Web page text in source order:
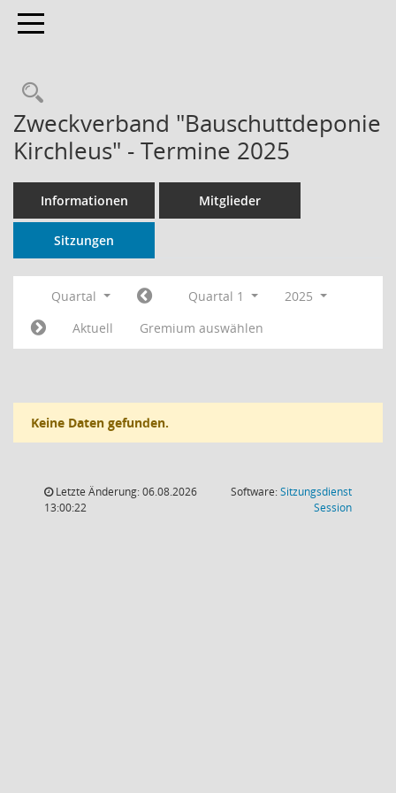
Toggle navigation
Rechercheauswahl
Zweckverband "Bauschuttdeponie
Kirchleus" - Termine 2025
Informationen Mitglieder
Sitzungen
Quartal Quartal 1
2025
Aktuell
Gremium auswählen
Keine Daten gefunden.
Letzte Änderung: 06.08.2026
13:00:22
Software:Sitzungsdienst
Session(Wird in